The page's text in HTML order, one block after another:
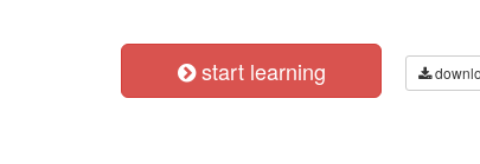
start learning